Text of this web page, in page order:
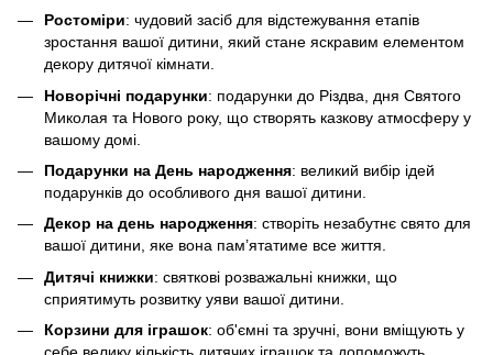
Ростоміри: чудовий засіб для відстежування етапів
зростання вашої дитини, який стане яскравим елементом
декору дитячої кімнати.
Новорічні подарунки: подарунки до Різдва, дня Святого
Миколая та Нового року, що створять казкову атмосферу у
вашому домі.
Подарунки на День народження: великий вибір ідей
подарунків до особливого дня вашої дитини.
Декор на день народження: створіть незабутнє свято для
вашої дитини, яке вона пам’ятатиме все життя.
Дитячі книжки: святкові розважальні книжки, що
сприятимуть розвитку уяви вашої дитини.
Корзини для іграшок: об'ємні та зручні, вони вміщують у